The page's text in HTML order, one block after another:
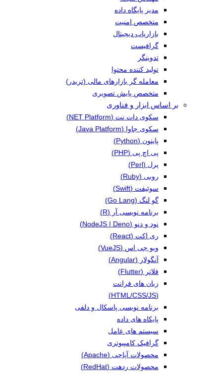
مدیر پایگاه داده
متخصص امنیت
بازاریاب دیجیتال
گرافیست
تدوینگر
تولید کننده محتوا
معامله گر بازارهای مالی (تریدر)
متخصص پایش تصویری
بر اساس ابزار و فناوری
سکوی دات نت (NET Platform)
سکوی جاوا (Java Platform)
پایتون (Python)
پی اچ پی (PHP)
پرل (Perl)
روبی (Ruby)
سوئیفت (Swift)
گو لنگ (Go Lang)
برنامه نویسی آر (R)
نود و دنو (NodeJS | Deno)
ری اکت (React)
ویو جی اس (VueJS)
آنگولار (Angular)
فلاتر (Flutter)
زبان های فرانت
(HTML/CSS/JS)
برنامه نویسی پاسکال و دلفی
پایکاه های داده
سیستم های عامل
گرافیک کامپیوتری
محصولات آپاچی (Apache)
محصولات ردهت (RedHat)